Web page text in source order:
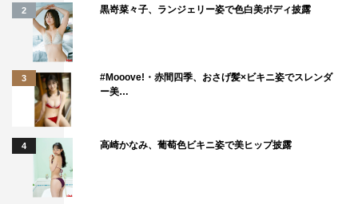
2 黒嵜菜々子、ランジェリー姿で色白美ボディ披露
3
#Mooove!・赤間四季、おさげ髪×ビキニ姿でスレンダ
ー美…
4 高崎かなみ、葡萄色ビキニ姿で美ヒップ披露